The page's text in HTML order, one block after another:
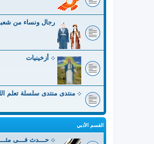
رجال ونساء من
܀ أزخينيات
܀ منتدى منتدى سلسلة تعلم
القسم الأدبي
܀ حـــدث فـــى